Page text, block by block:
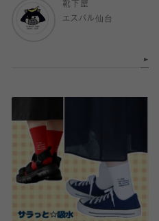
靴下屋
エスパル仙台